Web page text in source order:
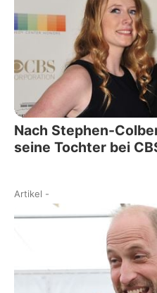
Nach Stephen-
seine Tochter bei
Artikel -